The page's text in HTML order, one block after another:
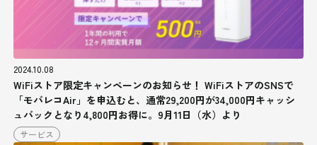
2024.10.08
WiFiストア限定キャンペーンのお知らせ！ WiFiストアのSNSで
「モバレコAir」を申込むと、通常29,200円が34,000円キャッシ
ュバックとなり4,800円お得に。9月11日（水）より
サービス